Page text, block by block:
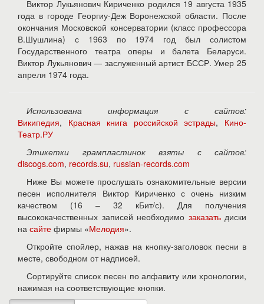
Виктор Лукьянович Кириченко родился 19 августа 1935
года в городе Георгиу-Деж Воронежской области. После
окончания Московской консерватории (класс профессора
В.Шушлина) с 1963 по 1974 год был солистом
Государственного театра оперы и балета Беларуси.
Виктор Лукьянович — заслуженный артист БССР. Умер 25
апреля 1974 года.
Использована информация с сайтов:
Википедия, Красная книга российской эстрады, Кино-
Театр.РУ
Этикетки грампластинок взяты с сайтов:
discogs.com, records.su, russian-records.com
Ниже Вы можете прослушать ознакомительные версии
песен исполнителя Виктор Кириченко с очень низким
качеством (16 – 32 кБит/с). Для получения
высококачественных записей необходимо заказатьдиски
на сайте фирмы «Мелодия».
Откройте спойлер, нажав на кнопку-заголовок песни в
месте, свободном от надписей.
Сортируйте список песен по алфавиту или хронологии,
нажимая на соответствующие кнопки.